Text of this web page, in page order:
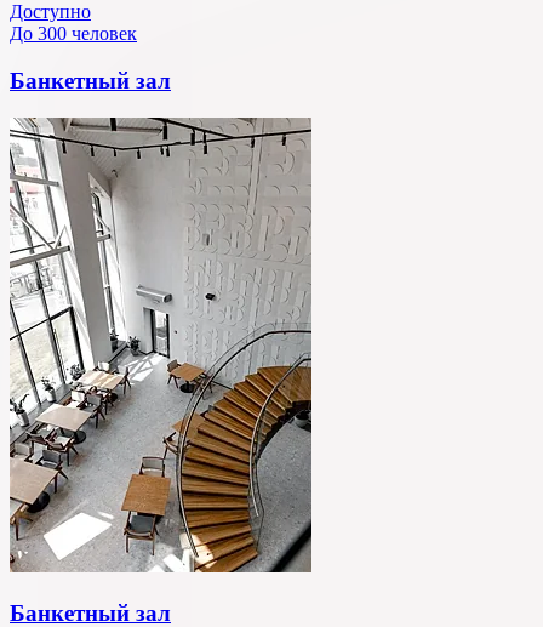
Доступно
До 300 человек
Банкетный зал
Банкетный зал